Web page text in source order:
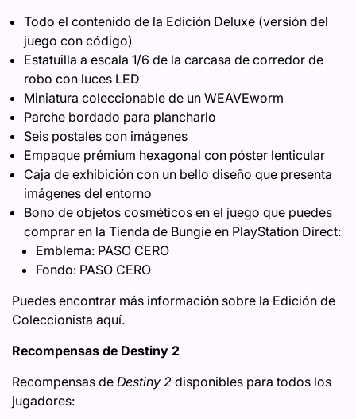
Todo el contenido de la Edición Deluxe (versión del
juego con código)
Estatuilla a escala 1/6 de la carcasa de corredor de
robo con luces LED
Miniatura coleccionable de un WEAVEworm
Parche bordado para plancharlo
Seis postales con imágenes
Empaque prémium hexagonal con póster lenticular
Caja de exhibición con un bello diseño que presenta
imágenes del entorno
Bono de objetos cosméticos en el juego que puedes
comprar en la Tienda de Bungie en PlayStation Direct:
Emblema: PASO CERO
Fondo: PASO CERO
Puedes encontrar más información sobre la Edición de
Coleccionista aquí.
Recompensas de Destiny 2
Recompensas de Destiny 2 disponibles para todos los
jugadores: